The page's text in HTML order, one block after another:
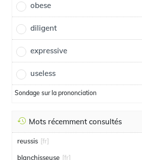
obese
diligent
expressive
useless
Sondage sur la prononciation
Mots récemment consultés
reussis [fr]
blanchisseuse [fr]